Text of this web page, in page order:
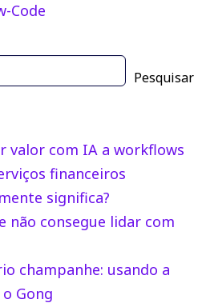
Code
Pesquisar
valor com IA a workflows
financeiros
significa?
não consegue lidar com
champanhe: usando a
Gong